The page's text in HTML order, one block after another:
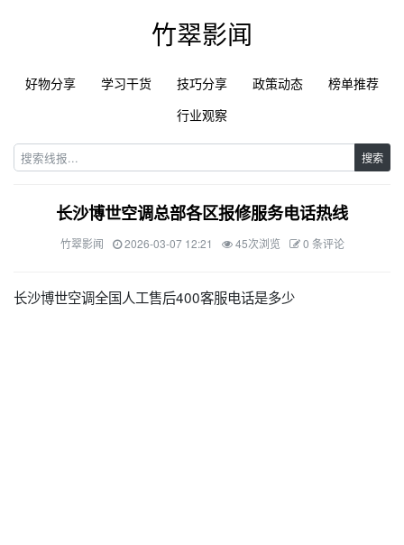
竹翠影闻
好物分享 学习干货 技巧分享 政策动态
榜单推荐
行业观察
搜索
长沙博世空调总部各区报修服务电话热线
竹翠影闻 2026-03-07 12:21 45次浏览 0 条评论
长沙博世空调全国人工售后400客服电话是多少